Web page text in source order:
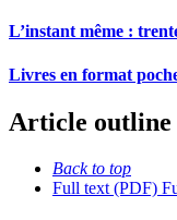
L’instant même :
Livres en format
Article outline
Back to top
Full text (PDF)